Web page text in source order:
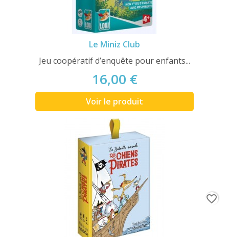
Le Miniz Club
Jeu coopératif d’enquête pour enfants...
16,00 €
Voir le produit
favorite_border